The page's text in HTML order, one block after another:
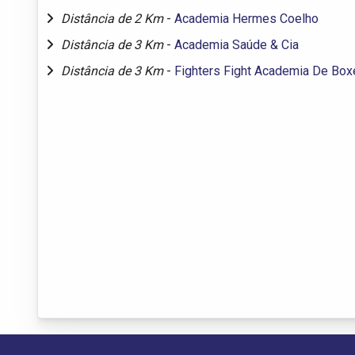
Distância de 2 Km - Academia Hermes Coelho
Distância de 3 Km - Academia Saúde & Cia
Distância de 3 Km - Fighters Fight Academia De